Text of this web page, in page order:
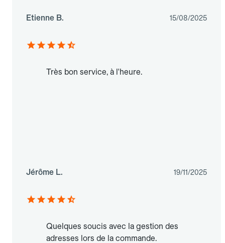
Etienne B. 15/08/2025
Très bon service, à l'heure.
Jérôme L. 19/11/2025
Quelques soucis avec la gestion des
adresses lors de la commande.